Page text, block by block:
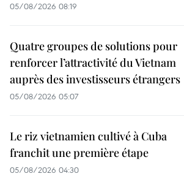
05/08/2026 08:19
Quatre groupes de solutions pour
renforcer l’attractivité du Vietnam
auprès des investisseurs étrangers
05/08/2026 05:07
Le riz vietnamien cultivé à Cuba
franchit une première étape
05/08/2026 04:30